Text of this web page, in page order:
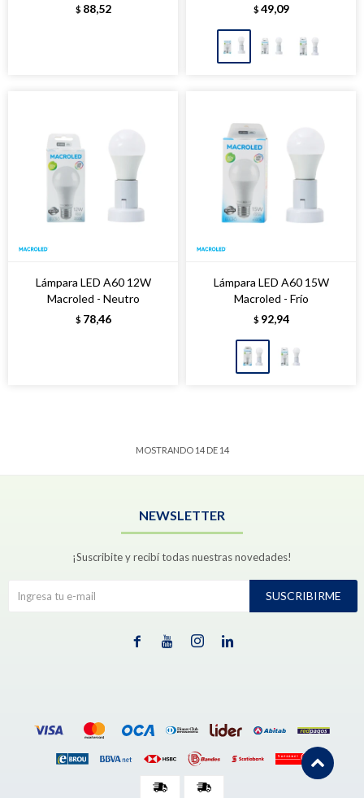
$ 88,52 $ 49,09
Lámpara LED A60 12W
Macroled - Neutro
$ 78,46
Lámpara LED A60 15W
Macroled - Frío
$ 92,94
MOSTRANDO 14DE 14
NEWSLETTER
¡Suscribite y recibí todas nuestras novedades!
SUSCRIBIRME
   